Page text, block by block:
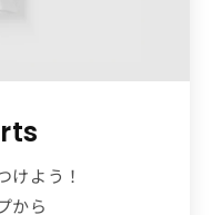
けよう！
から